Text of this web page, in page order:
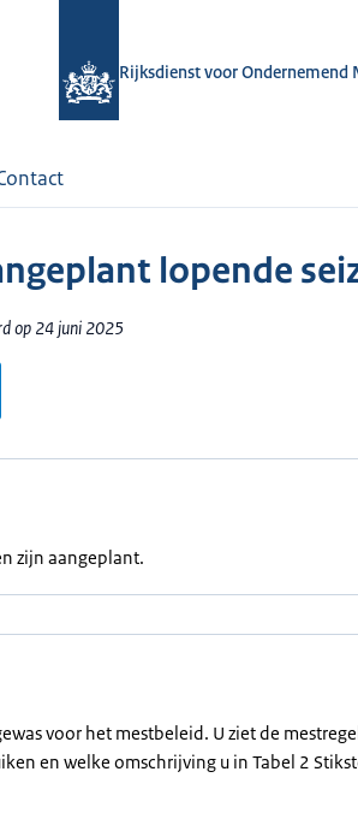
Rijksdienst voor Ondernemend
lopende
op 24 juni 2025
zijn aangeplant.
voor het mestbeleid. U ziet de
en welke omschrijving u in Tabel 2